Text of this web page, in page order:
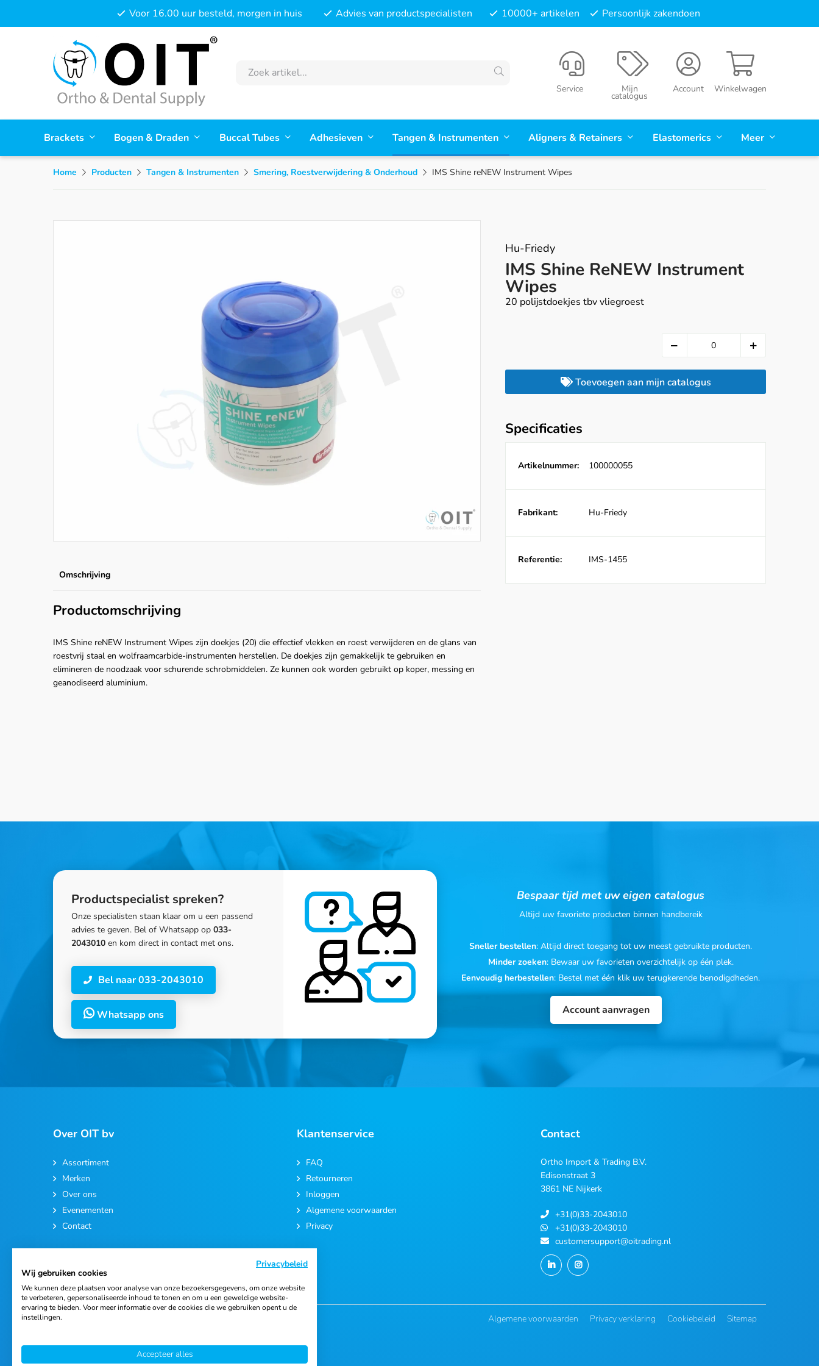
Voor 16.00 uur besteld, morgen in huis Advies van productspecialisten 10000+ artikelen Persoonlijk zakendoen
Winkelwagen
Account
Mijn
catalogus
Service
Brackets Bogen & Draden Buccal Tubes Adhesieven Tangen & Instrumenten Aligners & Retainers Elastomerics Meer
Home Producten Tangen & Instrumenten Smering, Roestverwijdering & Onderhoud IMS Shine reNEW Instrument Wipes
Omschrijving
Productomschrijving
IMS Shine reNEW Instrument Wipes zijn doekjes (20) die effectief vlekken en roest verwijderen en de glans van
roestvrij staal en wolfraamcarbide-instrumenten herstellen. De doekjes zijn gemakkelijk te gebruiken en
elimineren de noodzaak voor schurende schrobmiddelen. Ze kunnen ook worden gebruikt op koper, messing en
geanodiseerd aluminium.
Hu-Friedy
IMS Shine ReNEW Instrument
Wipes
20 polijstdoekjes tbv vliegroest
Toevoegen aan mijn catalogus
Specificaties
Artikelnummer: 100000055
Fabrikant: Hu-Friedy
Referentie: IMS-1455
Productspecialist spreken?
Onze specialisten staan klaar om u een passend
advies te geven. Bel of Whatsapp op 033-
2043010 en kom direct in contact met ons.
Bel naar 033-2043010
Whatsapp ons
Bespaar tijd met uw eigen catalogus
Altijd uw favoriete producten binnen handbereik
Sneller bestellen: Altijd direct toegang tot uw meest gebruikte producten.
Minder zoeken: Bewaar uw favorieten overzichtelijk op één plek.
Eenvoudig herbestellen: Bestel met één klik uw terugkerende benodigdheden.
Account aanvragen
Over OIT bv
Assortiment
Merken
Over ons
Evenementen
Contact
Klantenservice
FAQ
Retourneren
Inloggen
Algemene voorwaarden
Privacy
Contact
Ortho Import & Trading B.V.
Edisonstraat 3
3861 NE Nijkerk
+31(0)33-2043010
+31(0)33-2043010
customersupport@oitrading.nl
© 2026 Ortho Import & Trading B.V. Algemene voorwaarden Privacy verklaring Cookiebeleid Sitemap
Privacybeleid
Wij gebruiken cookies
We kunnen deze plaatsen voor analyse van onze bezoekersgegevens, om onze website
te verbeteren, gepersonaliseerde inhoud te tonen en om u een geweldige website-
ervaring te bieden. Voor meer informatie over de cookies die we gebruiken opent u de
instellingen.
Accepteer alles